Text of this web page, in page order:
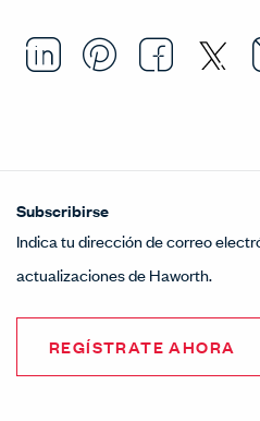
Share this
Opens in a
Pin this
Opens in
Subscribirse
Indica tu dirección de correo
actualizaciones de Haworth.
REGÍSTRATE AHORA